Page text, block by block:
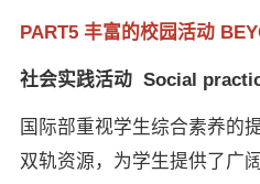
PART5 丰富的校园活动
社会实践活动 Social
国际部重视学生综合素养的
双轨资源，为学生提供了广